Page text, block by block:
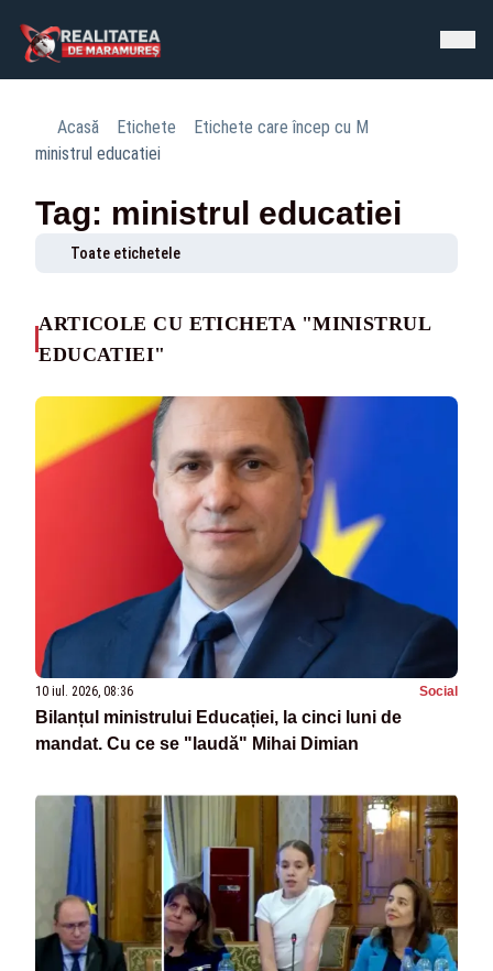
Acasă Etichete
Etichete care încep cu M
ministrul educatiei
Tag: ministrul educatiei
Toate etichetele
ARTICOLE CU ETICHETA "MINISTRUL
EDUCATIEI"
10 iul. 2026, 08:36 Social
Bilanțul ministrului Educației, la cinci luni de
mandat. Cu ce se "laudă" Mihai Dimian